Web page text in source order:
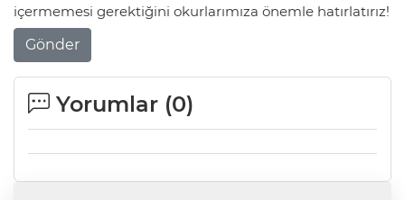
içermemesi gerektiğini okurlarımıza önemle hatırlatırız!
Gönder
Yorumlar (0)